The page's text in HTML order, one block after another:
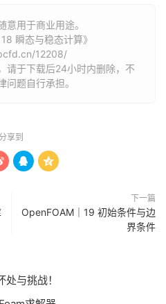
意用于商业用途。
瞬态与稳态计算》
12208/
请于下载后24小时内删除，不
问题自行承担。
分享到
 
下一篇
OpenFOAM｜19 初始条件与边
界条件
与挑战！